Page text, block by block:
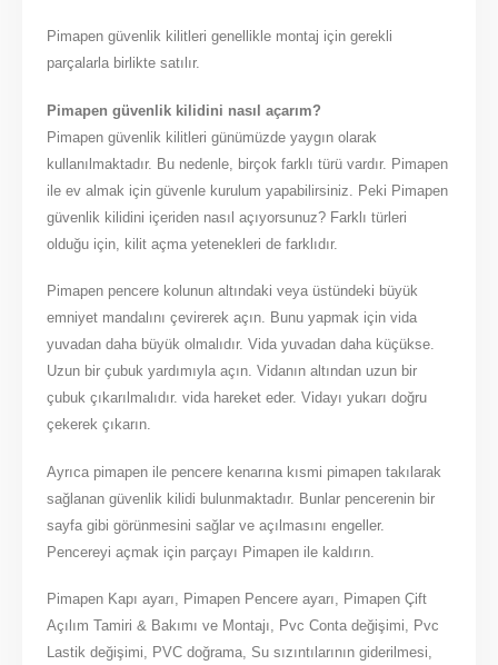
Pimapen güvenlik kilitleri genellikle montaj için gerekli
parçalarla birlikte satılır.
Pimapen güvenlik kilidini nasıl açarım?
Pimapen güvenlik kilitleri günümüzde yaygın olarak
kullanılmaktadır. Bu nedenle, birçok farklı türü vardır. Pimapen
ile ev almak için güvenle kurulum yapabilirsiniz. Peki Pimapen
güvenlik kilidini içeriden nasıl açıyorsunuz? Farklı türleri
olduğu için, kilit açma yetenekleri de farklıdır.
Pimapen pencere kolunun altındaki veya üstündeki büyük
emniyet mandalını çevirerek açın. Bunu yapmak için vida
yuvadan daha büyük olmalıdır. Vida yuvadan daha küçükse.
Uzun bir çubuk yardımıyla açın. Vidanın altından uzun bir
çubuk çıkarılmalıdır. vida hareket eder. Vidayı yukarı doğru
çekerek çıkarın.
Ayrıca pimapen ile pencere kenarına kısmi pimapen takılarak
sağlanan güvenlik kilidi bulunmaktadır. Bunlar pencerenin bir
sayfa gibi görünmesini sağlar ve açılmasını engeller.
Pencereyi açmak için parçayı Pimapen ile kaldırın.
Pimapen Kapı ayarı, Pimapen Pencere ayarı, Pimapen Çift
Açılım Tamiri & Bakımı ve Montajı, Pvc Conta değişimi, Pvc
Lastik değişimi, PVC doğrama, Su sızıntılarının giderilmesi,